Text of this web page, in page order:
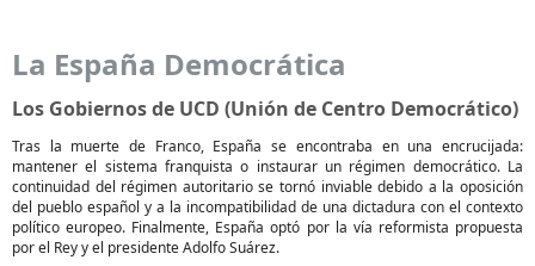
La España Democrática
Los Gobiernos de UCD (Unión de Centro Democrático)
Tras la muerte de Franco, España se encontraba en una encrucijada:
mantener el sistema franquista o instaurar un régimen democrático. La
continuidad del régimen autoritario se tornó inviable debido a la oposición
del pueblo español y a la incompatibilidad de una dictadura con el contexto
político europeo. Finalmente, España optó por la vía reformista propuesta
por el Rey y el presidente Adolfo Suárez.